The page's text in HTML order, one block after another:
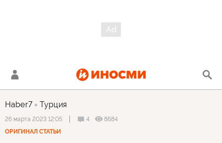
Haber7 Турция
26 марта 2023 12:05 4
8684
ОРИГИНАЛ СТАТЬИ